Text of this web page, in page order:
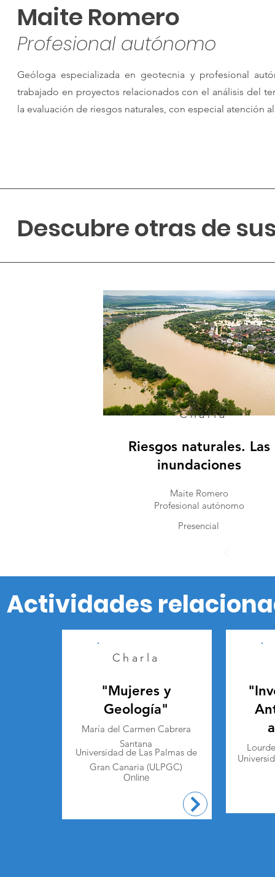
Maite Romero
Profesional autónomo
Geóloga especializada en geotecnia y profesional
trabajado en proyectos relacionados con el análisis del
la evaluación de riesgos naturales, con especial atención
Descubre otras de
Charla
Riesgos naturales. Las
inundaciones
Maite Romero
Profesional autónomo
Presencial
Actividades
Charla
"Mujeres y
Geología"
María del Carmen Cabrera
Santana
Universidad de Las Palmas de
Gran Canaria (ULPGC)
Online